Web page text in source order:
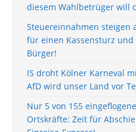
diesem Wahlbetrüger will
Steuereinnahmen steigen
für einen Kassensturz
Bürger!
IS droht Kölner Karneval
AfD wird unser Land vor
Nur 5 von 155
Ortskräfte: Zeit für